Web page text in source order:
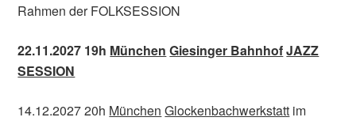
Rahmen der FOLKSESSION
22.11.2027 19h München Giesinger BahnhofJAZZ
SESSION
14.12.2027 20h München Glockenbachwerkstatt im